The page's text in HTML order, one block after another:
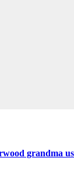
grandma